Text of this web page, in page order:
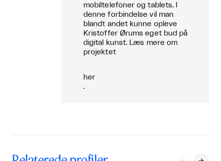
mobiltelefoner og tablets. I
denne forbindelse vil man
blandt andet kunne opleve
Kristoffer Ørums eget bud på
digital kunst. Læs mere om
projektet
her
.